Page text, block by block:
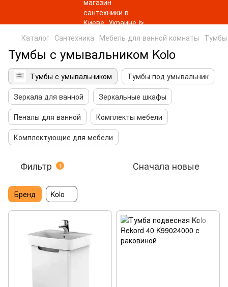
Каталог Сантехника Мебель для ванной комнаты
Тумбы с умывальником Kolo
Тумбы с умывальником
Тумбы под умывальник
Зеркала для ванной
Зеркальные шкафы
Пеналы для ванной
Комплекты мебели
Комплектующие для мебели
Фильтр 1 Сначала новые
Бренд Kolo